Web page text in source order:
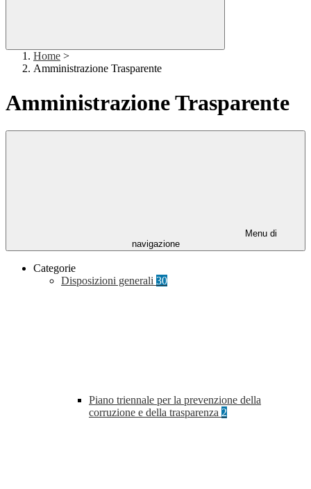
Home >
Amministrazione Trasparente
Amministrazione Trasparente
Menu di
navigazione
Categorie
Disposizioni generali 30
Piano triennale per la prevenzione della
corruzione e della trasparenza 2